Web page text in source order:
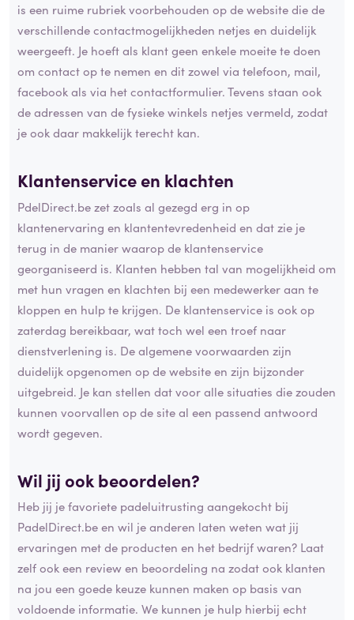
is een ruime rubriek voorbehouden op de website die de
verschillende contactmogelijkheden netjes en duidelijk
weergeeft. Je hoeft als klant geen enkele moeite te doen
om contact op te nemen en dit zowel via telefoon, mail,
facebook als via het contactformulier. Tevens staan ook
de adressen van de fysieke winkels netjes vermeld, zodat
je ook daar makkelijk terecht kan.
Klantenservice en klachten
PdelDirect.be zet zoals al gezegd erg in op
klantenervaring en klantentevredenheid en dat zie je
terug in de manier waarop de klantenservice
georganiseerd is. Klanten hebben tal van mogelijkheid om
met hun vragen en klachten bij een medewerker aan te
kloppen en hulp te krijgen. De klantenservice is ook op
zaterdag bereikbaar, wat toch wel een troef naar
dienstverlening is. De algemene voorwaarden zijn
duidelijk opgenomen op de website en zijn bijzonder
uitgebreid. Je kan stellen dat voor alle situaties die zouden
kunnen voorvallen op de site al een passend antwoord
wordt gegeven.
Wil jij ook beoordelen?
Heb jij je favoriete padeluitrusting aangekocht bij
PadelDirect.be en wil je anderen laten weten wat jij
ervaringen met de producten en het bedrijf waren? Laat
zelf ook een review en beoordeling na zodat ook klanten
na jou een goede keuze kunnen maken op basis van
voldoende informatie. We kunnen je hulp hierbij echt